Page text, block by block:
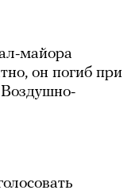
майора
он погиб при